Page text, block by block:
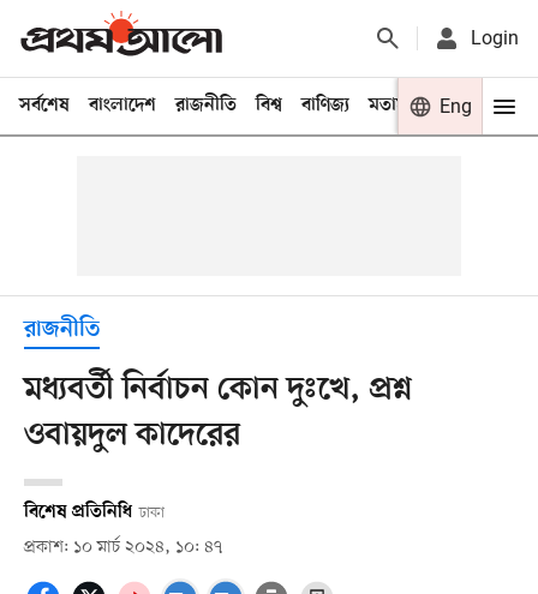
Login
সর্বশেষ বাংলাদেশ রাজনীতি বিশ্ব বাণিজ্য মতামত খেলা
Eng
রাজনীতি
মধ্যবর্তী নির্বাচন কোন দুঃখে, প্রশ্ন
ওবায়দুল কাদেরের
বিশেষ প্রতিনিধি ঢাকা
প্রকাশ: ১০ মার্চ ২০২৪, ১০: ৪৭